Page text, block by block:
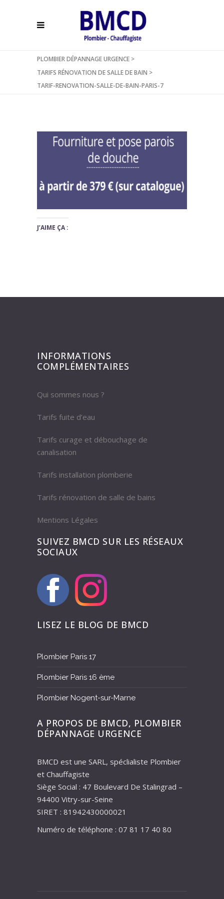
PLOMBIER DÉPANNAGE URGENCE >
TARIFS RÉNOVATION DE SALLE DE BAIN >
TARIF-RENOVATION-SALLE-DE-BAIN-PARIS-7
J’AIME ÇA :
INFORMATIONS
COMPLÉMENTAIRES
Qui sommes nous ?
Tarifs fuite d’eau
Tarifs curage et débouchage de
canalisation
Tarifs installation plomberie
Tarifs rénovation de salle de bains
Mentions Légales
SUIVEZ BMCD SUR LES RÉSEAUX
SOCIAUX
LISEZ LE BLOG DE BMCD
Plombier Paris 17
Plombier Paris 16 ème
Plombier Nogent-sur-Marne
A PROPOS DE BMCD, PLOMBIER
DÉPANNAGE URGENCE
BMCD est une SARL, spéclialiste Plombier
et Chauffagiste
Siège Social : 47 Boulevard De Stalingrad –
94400 Vitry-sur-Seine
SIRET : 81942430000021
Numéro de téléphone : 07 81 17 40 80